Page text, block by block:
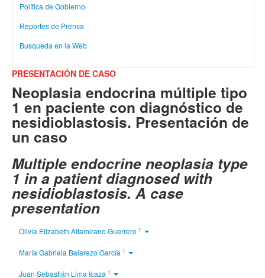
Política de Gobierno
Reportes de Prensa
Busqueda en la Web
PRESENTACIÓN DE CASO
Neoplasia endocrina múltiple tipo
1 en paciente con diagnóstico de
nesidioblastosis. Presentación de
un caso
Multiple endocrine neoplasia type
1 in a patient diagnosed with
nesidioblastosis. A case
presentation
Olivia Elizabeth Altamirano Guerrero 1
María Gabriela Balarezo García 1
Juan Sebastián Lima Icaza 1